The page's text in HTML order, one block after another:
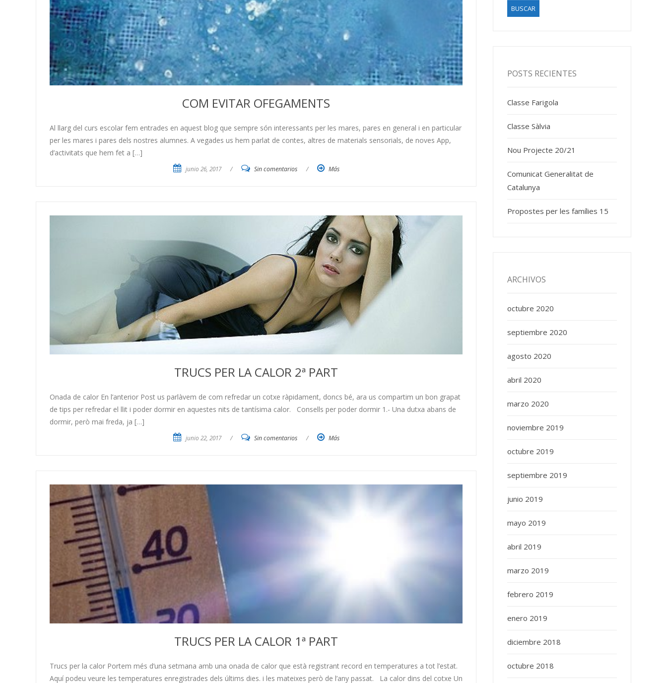
COM EVITAR OFEGAMENTS
Al llarg del curs escolar fem entrades en aquest blog que sempre són interessants per les mares, pares en general i en particular
per les mares i pares dels nostres alumnes. A vegades us hem parlat de contes, altres de materials sensorials, de noves App,
d’activitats que hem fet a […]
junio 26, 2017 / Sin comentarios / Más
TRUCS PER LA CALOR 2ª PART
Onada de calor En l’anterior Post us parlàvem de com refredar un cotxe ràpidament, doncs bé, ara us compartim un bon grapat
de tips per refredar el llit i poder dormir en aquestes nits de tantísima calor. Consells per poder dormir 1.- Una dutxa abans de
dormir, però mai freda, ja […]
junio 22, 2017 / Sin comentarios / Más
TRUCS PER LA CALOR 1ª PART
Trucs per la calor Portem més d’una setmana amb una onada de calor que està registrant record en temperatures a tot l’estat.
Aquí podeu veure les temperatures enregistrades dels últims dies. i les mateixes però de l’any passat. La calor dins del cotxe Un
POSTS RECIENTES
Classe Farigola
Classe Sàlvia
Nou Projecte 20/21
Comunicat Generalitat de
Catalunya
Propostes per les famílies 15
ARCHIVOS
octubre 2020
septiembre 2020
agosto 2020
abril 2020
marzo 2020
noviembre 2019
octubre 2019
septiembre 2019
junio 2019
mayo 2019
abril 2019
marzo 2019
febrero 2019
enero 2019
diciembre 2018
octubre 2018